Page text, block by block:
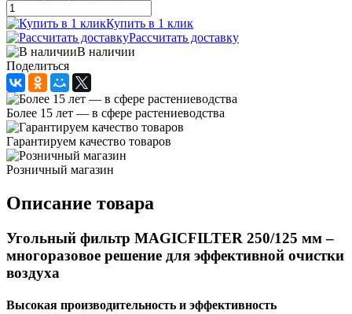
Купить в 1 клик
Рассчитать доставку
В наличии
Поделиться
Более 15 лет — в сфере растениеводства
Гарантируем качество товаров
Розничный магазин
Описание товара
Угольный фильтр MAGICFILTER 250/125 мм –
многоразовое решение для эффективной очистки
воздуха
Высокая производительность и эффективность